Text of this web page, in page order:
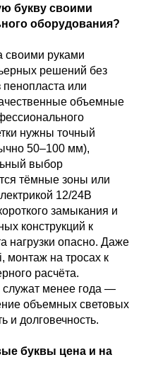
букву своими
оборудования?
своими руками
решений без
пенопласта или
объемные
нужны точный
50–100 мм),
выбор
тёмные зоны или
12/24В
замыкания и
конструкций к
нагрузки опасно. Даже
монтаж на тросах к
расчёта.
менее года —
объемных световых
и долговечность.
буквы цена и на